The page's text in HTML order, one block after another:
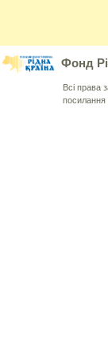
Фонд
Всі права